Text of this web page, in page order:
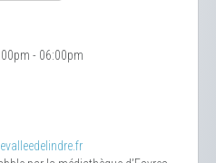
- 06:00pm